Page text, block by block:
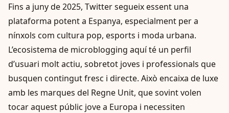
Fins a juny de 2025, Twitter segueix essent una
plataforma potent a Espanya, especialment per a
nínxols com cultura pop, esports i moda urbana.
L’ecosistema de microblogging aquí té un perfil
d’usuari molt actiu, sobretot joves i professionals que
busquen contingut fresc i directe. Això encaixa de luxe
amb les marques del Regne Unit, que sovint volen
tocar aquest públic jove a Europa i necessiten